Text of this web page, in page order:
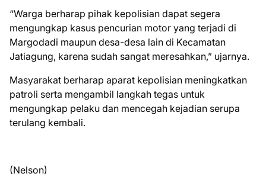
“Warga berharap pihak kepolisian dapat segera
mengungkap kasus pencurian motor yang terjadi di
Margodadi maupun desa-desa lain di Kecamatan
Jatiagung, karena sudah sangat meresahkan,” ujarnya.
Masyarakat berharap aparat kepolisian meningkatkan
patroli serta mengambil langkah tegas untuk
mengungkap pelaku dan mencegah kejadian serupa
terulang kembali.
(Nelson)